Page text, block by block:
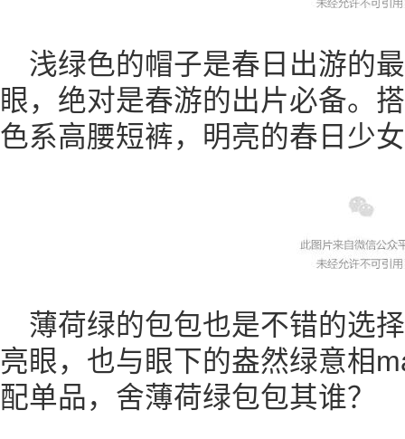
浅绿色的帽子是春日出游的
眼，绝对是春游的出片必备。
色系高腰短裤，明亮的春日少
薄荷绿的包包也是不错的选
亮眼，也与眼下的盎然绿意相
配单品，舍薄荷绿包包其谁？